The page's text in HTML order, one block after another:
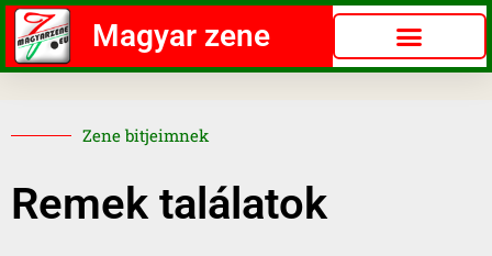
Magyar zene
Zene bitjeimnek
Remek találatok